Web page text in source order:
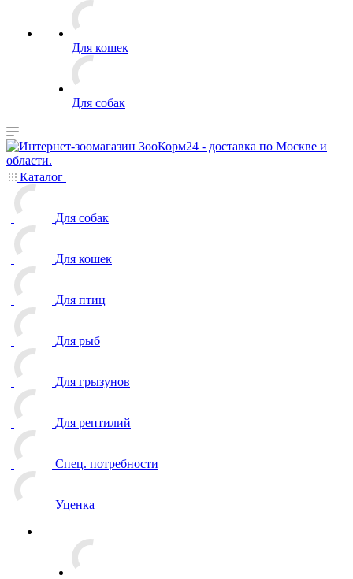
Для кошек
Для собак
Каталог
Для собак
Для кошек
Для птиц
Для рыб
Для грызунов
Для рептилий
Спец. потребности
Уценка